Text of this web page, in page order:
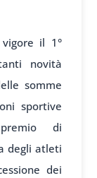
ore il 1°
anti novità
somme
sportive
di
degli atleti
ione dei